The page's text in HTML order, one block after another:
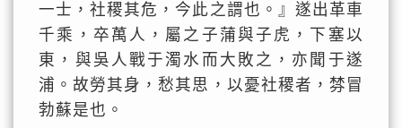
一士，社稷其危，今此之謂也。』遂出革車
千乘，卒萬人，屬之子蒲與子虎，下塞以
東，與吳人戰于濁水而大敗之，亦聞于遂
浦。故勞其身，愁其思，以憂社稷者，棼冒
勃蘇是也。